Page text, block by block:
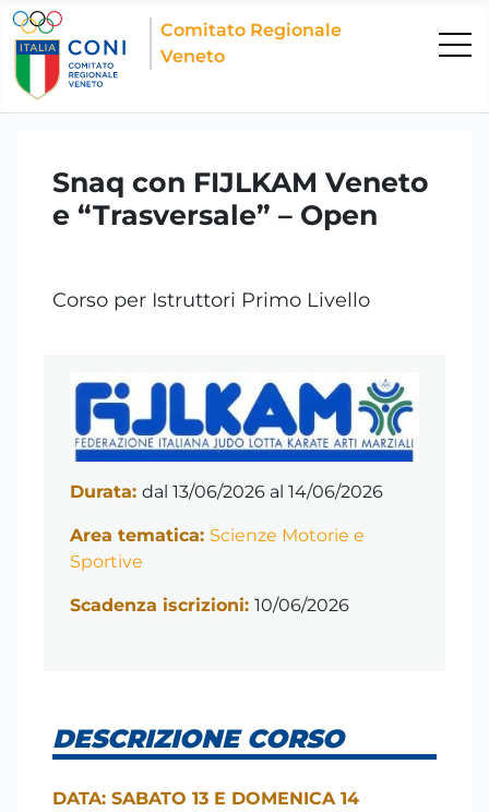
Comitato Regionale
Veneto
Snaq con FIJLKAM Veneto
e “Trasversale” – Open
Corso per Istruttori Primo Livello
Durata: dal 13/06/2026 al 14/06/2026
Area tematica: Scienze Motorie e
Sportive
Scadenza iscrizioni: 10/06/2026
DESCRIZIONE CORSO
DATA: SABATO 13 E DOMENICA 14